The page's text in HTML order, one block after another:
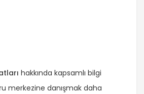
hakkında kapsamlı bilgi
merkezine danışmak daha